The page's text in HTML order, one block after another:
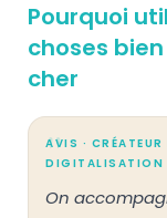
Pourquoi
choses
cher
AVIS ·
DIGITALISATION
On